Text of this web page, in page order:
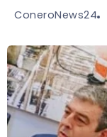
ConeroNews24